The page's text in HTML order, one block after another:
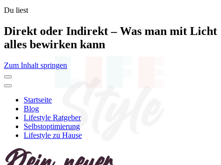
Du liest
Direkt oder Indirekt – Was man mit Licht
alles bewirken kann
Zum Inhalt springen
Startseite
Blog
Lifestyle Ratgeber
Selbstoptimierung
Lifestyle zu Hause